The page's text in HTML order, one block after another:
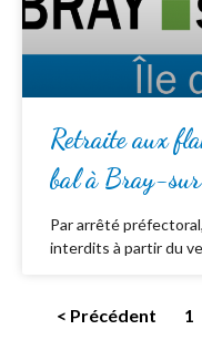
Retraite aux
bal à Bray-
Par arrêté
interdits à partir du
< Précédent 1